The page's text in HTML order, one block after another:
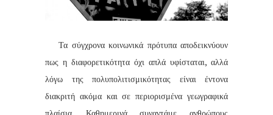
Τα σύγχρονα κοινωνικά πρότυπα αποδεικνύουν
πως η διαφορετικότητα όχι απλά υφίσταται, αλλά
λόγω της πολυπολιτισμικότητας είναι έντονα
διακριτή ακόμα και σε περιορισμένα γεωγραφικά